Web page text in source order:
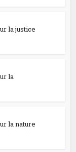
la justice
la
la nature